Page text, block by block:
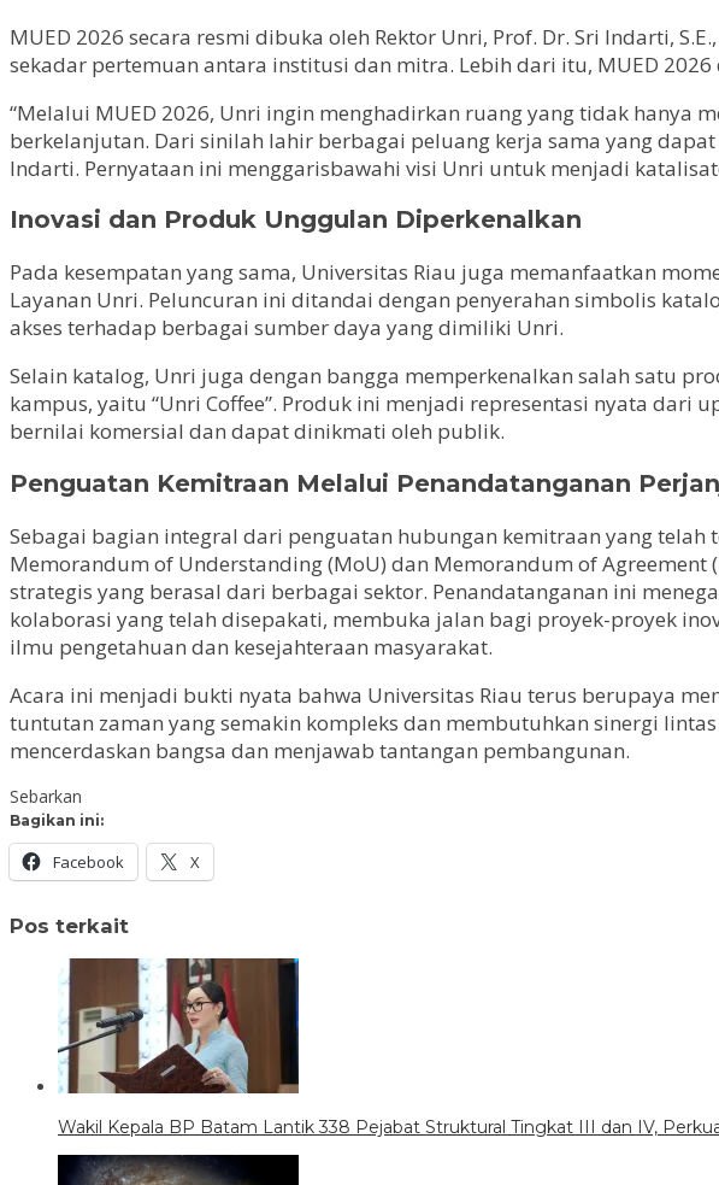
MUED 2026 secara resmi dibuka oleh Rektor Unri, Prof. Dr. Sri Indarti,
sekadar pertemuan antara institusi dan mitra. Lebih dari itu, MUED
“Melalui MUED 2026, Unri ingin menghadirkan ruang yang tidak
berkelanjutan. Dari sinilah lahir berbagai peluang kerja sama yang
Indarti. Pernyataan ini menggarisbawahi visi Unri untuk menjadi
Inovasi dan Produk Unggulan Diperkenalkan
Pada kesempatan yang sama, Universitas Riau juga memanfaatkan
Layanan Unri. Peluncuran ini ditandai dengan penyerahan simbolis
akses terhadap berbagai sumber daya yang dimiliki Unri.
Selain katalog, Unri juga dengan bangga memperkenalkan salah satu
kampus, yaitu “Unri Coffee”. Produk ini menjadi representasi nyata
bernilai komersial dan dapat dinikmati oleh publik.
Penguatan Kemitraan Melalui Penandatanganan
Sebagai bagian integral dari penguatan hubungan kemitraan yang
Memorandum of Understanding (MoU) dan Memorandum of
strategis yang berasal dari berbagai sektor. Penandatanganan ini
kolaborasi yang telah disepakati, membuka jalan bagi proyek-proyek
ilmu pengetahuan dan kesejahteraan masyarakat.
Acara ini menjadi bukti nyata bahwa Universitas Riau terus berupaya
tuntutan zaman yang semakin kompleks dan membutuhkan sinergi
mencerdaskan bangsa dan menjawab tantangan pembangunan.
Sebarkan
Bagikan ini:
Facebook X
Pos terkait
Wakil Kepala BP Batam Lantik 338 Pejabat Struktural Tingkat III dan IV,